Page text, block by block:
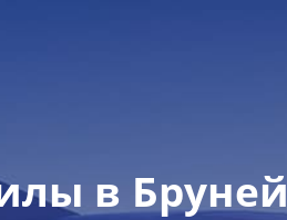
в Бруней